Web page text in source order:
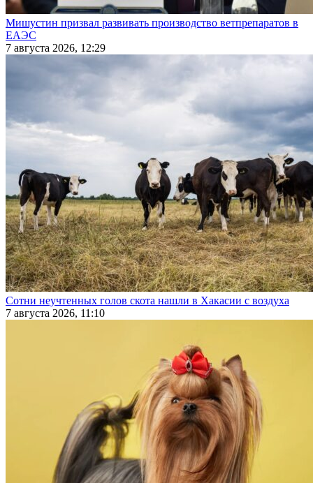
Мишустин призвал развивать производство ветпрепаратов в
ЕАЭС
7 августа 2026, 12:29
Сотни неучтенных голов скота нашли в Хакасии с воздуха
7 августа 2026, 11:10